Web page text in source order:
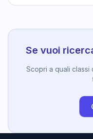
Se vuoi
Scopri a quali